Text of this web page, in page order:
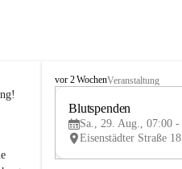
B
e
vor 2 WochenVeranstaltung
Blutspenden
Sa., 29. Aug., 07:00 -